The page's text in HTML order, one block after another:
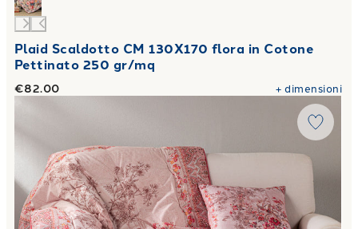
Plaid Scaldotto CM 130X170 flora in Cotone
Pettinato 250 gr/mq
€82.00 +dimensioni
Plaid Scaldotto CM 130X170 giardino dinverno